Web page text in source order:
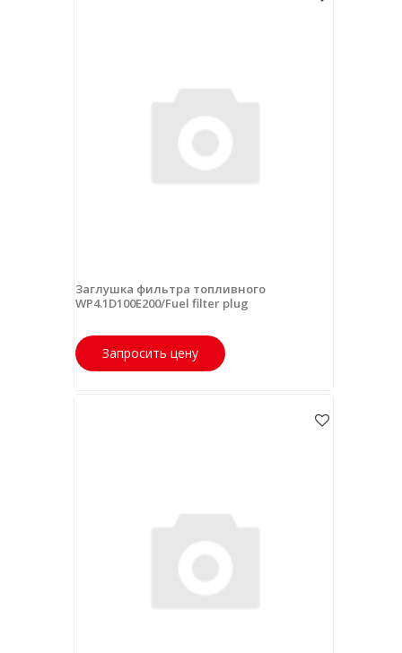
Заглушка фильтра топливного
WP4.1D100E200/Fuel filter plug
Запросить цену